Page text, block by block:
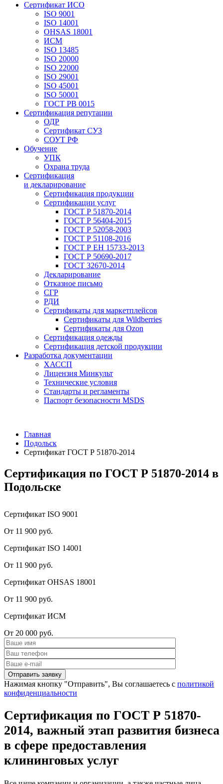
Сертификат ИСО
ISO 9001
ISO 14001
OHSAS 18001
ИСМ
ISO 13485
ISO 20000
ISO 22000
ISO 29001
ISO 45001
ISO 50001
ГОСТ РВ 0015
Сертификация репутации
ОДР
Сертификат СУЗ
СОУТ РФ
Обучение
УПК
Охрана труда
Сертификация
и декларирование
Сертификация продукции
Сертификации услуг
ГОСТ Р 51870-2014
ГОСТ Р 56404-2015
ГОСТ Р 52058-2003
ГОСТ Р 51108-2016
ГОСТ Р ЕН 15733-2013
ГОСТ Р 50690-2017
ГОСТ 32670-2014
Декларирование
Отказное письмо
СГР
РДИ
Сертификаты для маркетплейсов
Сертификаты для Wildberries
Сертификаты для Ozon
Сертификация одежды
Сертификация детской продукции
Разработка документации
ХАССП
Лицензия Минкульт
Технические условия
Стандарты и регламенты
Паспорт безопасности MSDS
Главная
Подольск
Сертификат ГОСТ Р 51870-2014
Сертификация по ГОСТ Р 51870-2014 в
Подольске
Сертификат ISO 9001
От 11 900 руб.
Сертификат ISO 14001
От 11 900 руб.
Сертификат OHSAS 18001
От 11 900 руб.
Сертификат ИСМ
От 20 000 руб.
Нажимая кнопку "Отправить", Вы соглашаетесь с политикой
конфиденциальности
Сертификация по ГОСТ Р 51870-
2014, важный этап развития бизнеса
в сфере предоставления
клининговых услуг